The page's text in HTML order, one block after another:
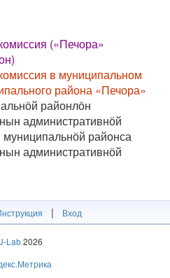
(«Печора»
в муниципальном
района «Печора»
районлӧн
административнӧй
районса
административнӧй
| Вход
Lab2026